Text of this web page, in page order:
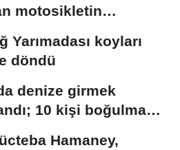
motosikletin
Yarımadası koyları
döndü
denize girmek
10 kişi boğulma
Hamaney,